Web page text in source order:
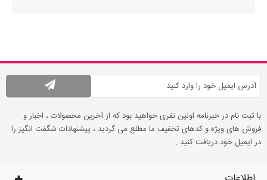
با ثبت نام در خبرنامه اولین نفری خواهید بود که از آخرین محصولات ، اخبار و
فروش های ویژه و کدهای تخفیف ما مطلع می گردید ، پیشنهادات شگفت انگیز را
در ایمیل خود دریافت کنید .